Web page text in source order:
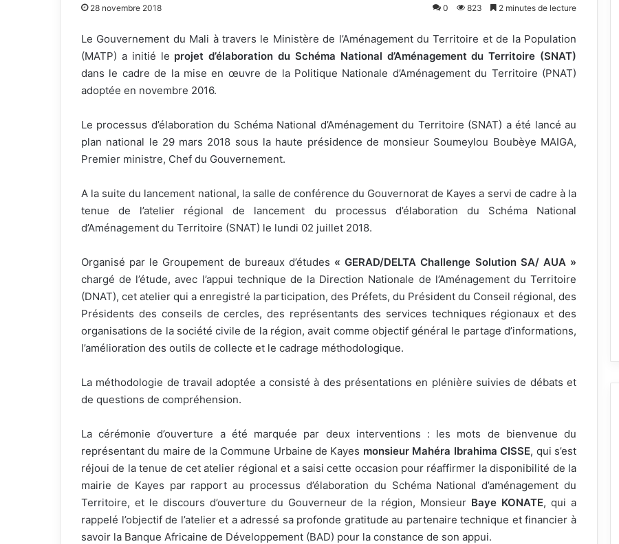
28 novembre 2018 0 823 2 minutes de lecture
Le Gouvernement du Mali à travers le Ministère de l’Aménagement du Territoire et de la Population
(MATP) a initié le projet d’élaboration du Schéma National d’Aménagement du Territoire (SNAT)
dans le cadre de la mise en œuvre de la Politique Nationale d’Aménagement du Territoire (PNAT)
adoptée en novembre 2016.
Le processus d’élaboration du Schéma National d’Aménagement du Territoire (SNAT) a été lancé au
plan national le 29 mars 2018 sous la haute présidence de monsieur Soumeylou Boubèye MAIGA,
Premier ministre, Chef du Gouvernement.
A la suite du lancement national, la salle de conférence du Gouvernorat de Kayes a servi de cadre à la
tenue de l’atelier régional de lancement du processus d’élaboration du Schéma National
d’Aménagement du Territoire (SNAT) le lundi 02 juillet 2018.
Organisé par le Groupement de bureaux d’études « GERAD/DELTA Challenge Solution SA/ AUA »
chargé de l’étude, avec l’appui technique de la Direction Nationale de l’Aménagement du Territoire
(DNAT), cet atelier qui a enregistré la participation, des Préfets, du Président du Conseil régional, des
Présidents des conseils de cercles, des représentants des services techniques régionaux et des
organisations de la société civile de la région, avait comme objectif général le partage d’informations,
l’amélioration des outils de collecte et le cadrage méthodologique.
La méthodologie de travail adoptée a consisté à des présentations en plénière suivies de débats et
de questions de compréhension.
La cérémonie d’ouverture a été marquée par deux interventions : les mots de bienvenue du
représentant du maire de la Commune Urbaine de Kayes monsieur Mahéra Ibrahima CISSE, qui s’est
réjoui de la tenue de cet atelier régional et a saisi cette occasion pour réaffirmer la disponibilité de la
mairie de Kayes par rapport au processus d’élaboration du Schéma National d’aménagement du
Territoire, et le discours d’ouverture du Gouverneur de la région, Monsieur Baye KONATE, qui a
rappelé l’objectif de l’atelier et a adressé sa profonde gratitude au partenaire technique et financier à
savoir la Banque Africaine de Développement (BAD) pour la constance de son appui.